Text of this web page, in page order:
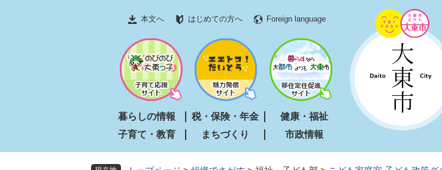
文
本文へ はじめての方へ Foreign language
暮らしの情報 税・保険・年金
健康・福祉
子育て・教育
まちづくり 市政情報